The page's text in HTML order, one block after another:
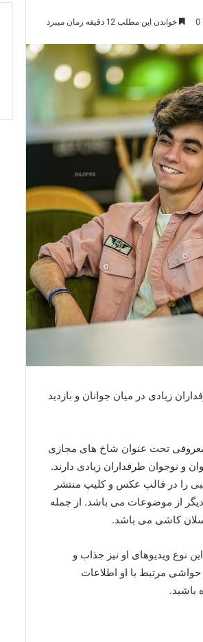
0 خواندن این مطلب 12 دقیقه زمان میبرد
زیادی در میان جوانان و بازدید
تحت عنوان شاخ های مجازی
و نوجوان طرفداران زیادی دارند.
را در قالب عکس و کلیپ منتشر
از موضوعات می باشد. از جمله
کاشی می باشد.
نوع ویدیوهای او نیز جذاب و
مرتبط با او اطلاعات
باشید.